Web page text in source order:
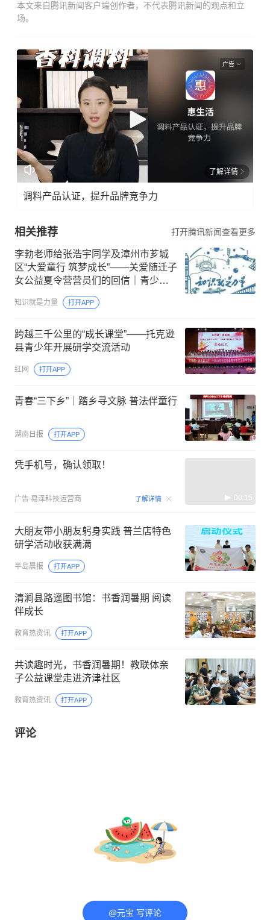
本文来自腾讯新闻客户端创作者，不代表腾讯新闻的观点和立
场。
广告
了解详情
调料产品认证，提升品牌竞争力
相关推荐 打开腾讯新闻查看更多
李勃老师给张浩宇同学及漳州市芗城
区“大爱童行 筑梦成长”——关爱随迁子
女公益夏令营营员们的回信｜青少年
科普阅读行动
知识就是力量 打开APP
跨越三千公里的“成长课堂”——托克逊
县青少年开展研学交流活动
红网 打开APP
青春“三下乡”｜踏乡寻文脉 普法伴童行
湖南日报 打开APP
凭手机号，确认领取！
广告 易泽科技运营商 了解详情 00:15
大朋友带小朋友躬身实践 普兰店特色
研学活动收获满满
半岛晨报 打开APP
清涧县路遥图书馆：书香润暑期 阅读
伴成长
教育热资讯 打开APP
共读趣时光，书香润暑期！教联体亲
子公益课堂走进济津社区
教育热资讯 打开APP
评论
@元宝 写评论